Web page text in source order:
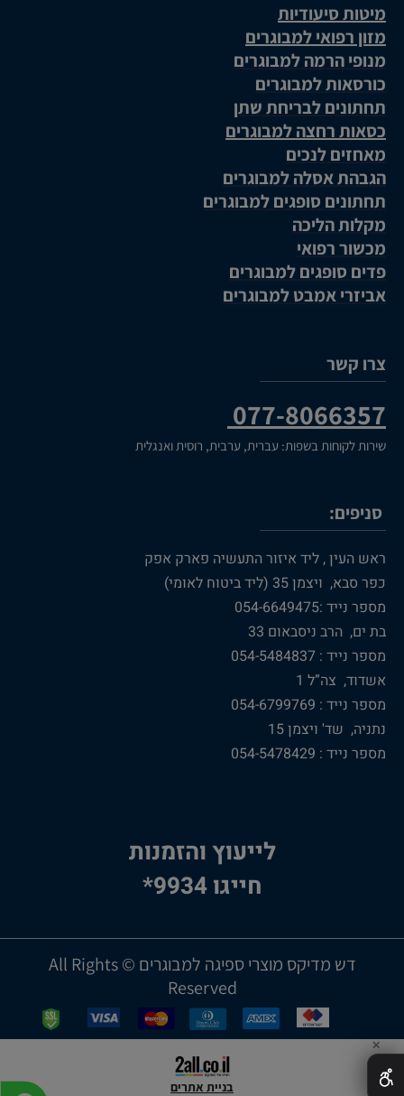
מיטות סיעודיות
מזון רפואי למבוגרים
מנופי הרמה למבוגרים
כורסאות למבוגרים
תחתונים לבריחת שתן
כסאות רחצה למבוגרים
מאחזים לנכים
הגבהת אסלה למבוגרים
תחתונים סופגים למבוגרים
מקלות הליכה
מכשור רפואי
פדים סופגים למבוגרים
אביזרי אמבט למבוגרים
צרו קשר
077-8066357
שירות לקוחות בשפות: עברית, ערבית, רוסית ואנגלית
סניפים:
ראש העין , ליד איזור התעשיה פארק אפק
כפר סבא, ויצמן 35 (ליד ביטוח לאומי)
מספר נייד :054-6649475
בת ים, הרב ניסבאום 33
מספר נייד : 054-5484837
אשדוד, צה”ל 1
מספר נייד : 054-6799769
נתניה, שד' ויצמן 15
מספר נייד : 054-5478429
לייעוץ והזמנות
חייגו 9934*
דש מדיקס מוצרי ספיגה למבוגרים © All Rights
Reserved
בניית אתרים
✕